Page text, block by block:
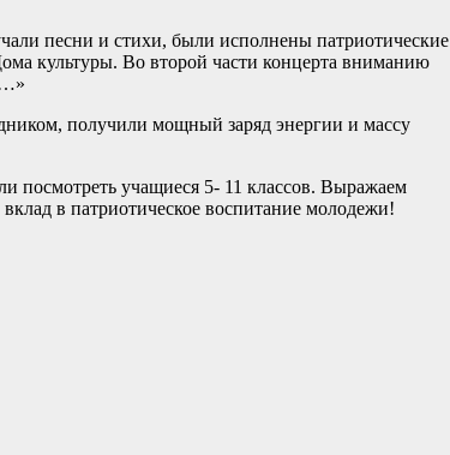
песни и стихи, были исполнены патриотические
культуры. Во второй части концерта вниманию
получили мощный заряд энергии и массу
посмотреть учащиеся 5- 11 классов. Выражаем
в патриотическое воспитание молодежи!